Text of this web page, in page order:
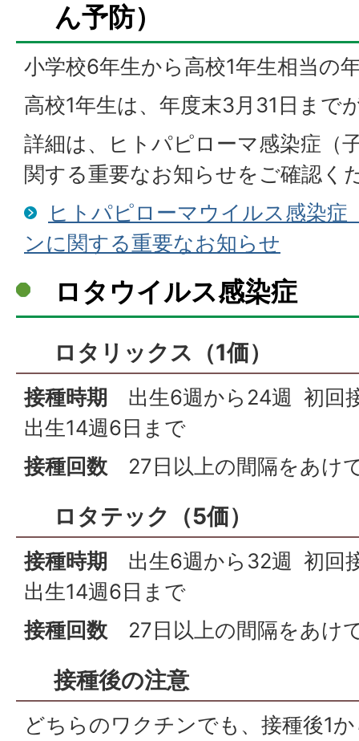
ん予防）
小学校6年生から高校1年生相当の
高校1年生は、年度末3月31日まで
詳細は、ヒトパピローマ感染症（
関する重要なお知らせをご確認く
ヒトパピローマウイルス感染症
ンに関する重要なお知らせ
ロタウイルス感染症
ロタリックス（1価）
接種時期 出生6週から24週 初回
出生14週6日まで
接種回数 27日以上の間隔をあけ
ロタテック（5価）
接種時期 出生6週から32週 初回
出生14週6日まで
接種回数 27日以上の間隔をあけ
接種後の注意
どちらのワクチンでも、接種後1